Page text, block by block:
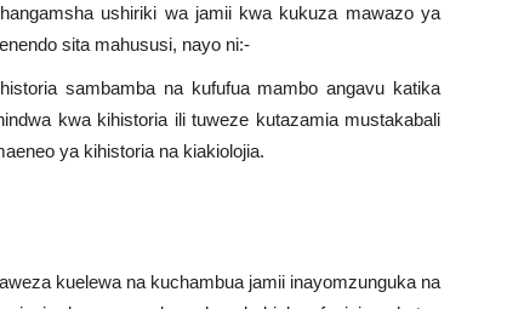
ushiriki wa jamii kwa kukuza mawazo ya
sita mahususi, nayo ni:-
sambamba na kufufua mambo angavu katika
kwa kihistoria ili tuweze kutazamia mustakabali
ya kihistoria na kiakiolojia.
kuelewa na kuchambua jamii inayomzunguka na